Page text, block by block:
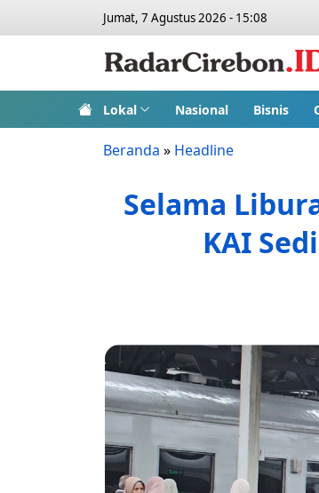
Jumat, 7 Agustus 2026 - 15:08
Lokal Nasional Bisnis
Beranda » Headline
Selama
KAI